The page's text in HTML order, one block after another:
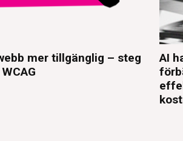
mer tillgänglig – steg
AI